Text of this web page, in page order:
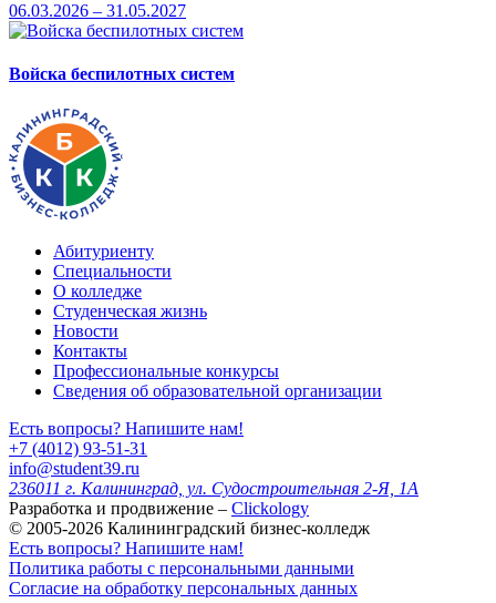
06.03.2026 – 31.05.2027
Войска беспилотных систем
Абитуриенту
Специальности
О колледже
Студенческая жизнь
Новости
Контакты
Профессиональные конкурсы
Сведения об образовательной организации
Есть вопросы? Напишите нам!
+7 (4012) 93-51-31
info@student39.ru
236011 г. Калининград, ул. Судостроительная 2-Я, 1А
Разработка и продвижение – Clickology
© 2005-2026 Калининградский бизнес-колледж
Есть вопросы? Напишите нам!
Политика работы с персональными данными
Согласие на обработку персональных данных